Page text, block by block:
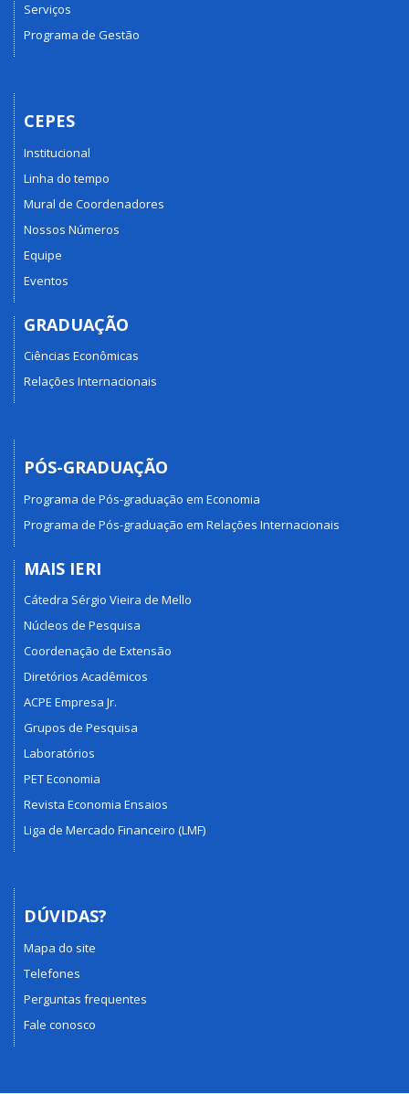
Serviços
Programa de Gestão
CEPES
Institucional
Linha do tempo
Mural de Coordenadores
Nossos Números
Equipe
Eventos
GRADUAÇÃO
Ciências Econômicas
Relações Internacionais
PÓS-GRADUAÇÃO
Programa de Pós-graduação em Economia
Programa de Pós-graduação em Relações Internacionais
MAIS IERI
Cátedra Sérgio Vieira de Mello
Núcleos de Pesquisa
Coordenação de Extensão
Diretórios Acadêmicos
ACPE Empresa Jr.
Grupos de Pesquisa
Laboratórios
PET Economia
Revista Economia Ensaios
Liga de Mercado Financeiro (LMF)
DÚVIDAS?
Mapa do site
Telefones
Perguntas frequentes
Fale conosco